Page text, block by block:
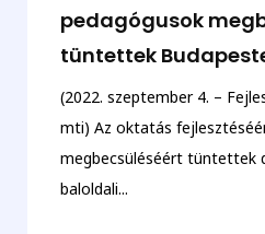
pedagógusok
tüntettek
(2022. szeptember 4. –
mti) Az oktatás
megbecsüléséért tüntettek
baloldali...